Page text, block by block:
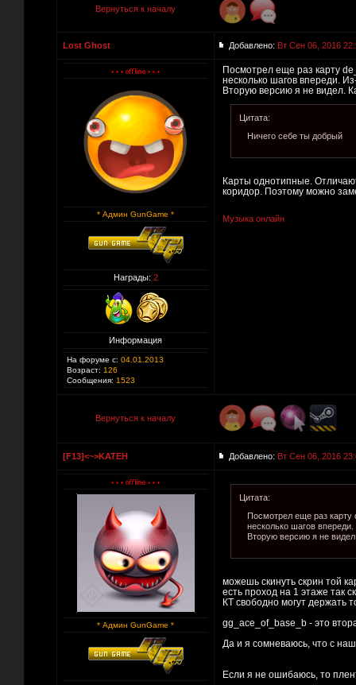
Вернуться к началу
Lost Ghost Добавлено: Вт Сен 06, 2016
* Админ GunGame *
Награды: 2
Информация
На форуме с: 04.01.2013
Возраст: 126
Сообщения: 1523
Посмотрел еще раз карту
несколько шагов впереди.
Вторую версию я не видел.
Цитата:
Ничего себе ты добрый
Карты однотипные.
коридор. Поэтому можно
Музыка онлайн
Вернуться к началу
[F13]<~>KATEH Добавлено: Вт Сен 06, 2016
* Админ GunGame *
Цитата:
Посмотрел еще раз карту
несколько шагов
Вторую версию я не
можешь скинуть скрин той
есть проход на 1 этаже так
КТ свободно могут держать
gg_ace_of_base_b - это
Да и я сомневаюсь, что с
Если я не ошибаюсь, то